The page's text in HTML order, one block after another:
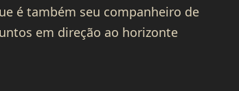
é também seu companheiro de
em direção ao horizonte